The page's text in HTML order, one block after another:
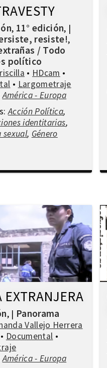
, 11° edición, |
resiste!,
/ Todo
político
• HDcam •
• Largometraje
América - Europa
Acción Política,
identitarias,
sexual, Género
EXTRANJERA
, | Panorama
Vallejo Herrera
• Documental •
América - Europa